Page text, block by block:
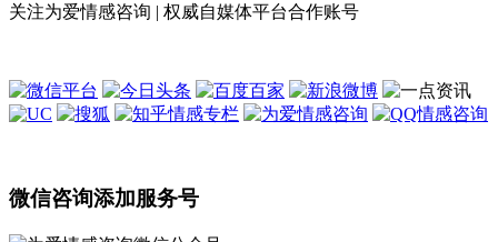
关注为爱情感咨询 | 权威自媒体平台合作账号
微信咨询添加服务号